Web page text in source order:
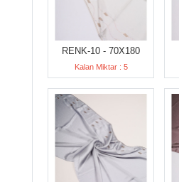
RENK-10 - 70X180
Kalan Miktar : 5